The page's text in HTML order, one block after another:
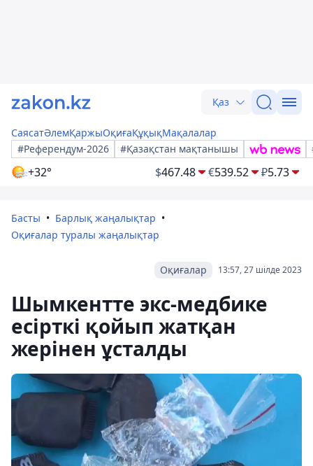
Қаз
СаясатӘлемҚаржыОқиғаҚұқықМақалалар
#Референдум-2026
#Қазақстан мақтанышы
+32° $467.48 €539.52 ₽5.73
Басты
Барлық жаңалықтар
Оқиғалар туралы жаңалықтар
13:57, 27 шілде 2023
Оқиғалар
Шымкентте экс-медбике
есірткі қойып жатқан
жерінен ұсталды